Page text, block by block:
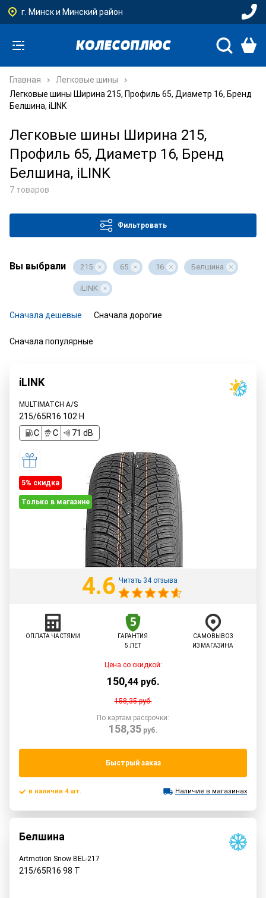
г. Минск и Минский район
Главная
Легковые шины
Легковые шины Ширина 215, Профиль 65, Диаметр 16, Бренд
Белшина, iLINK
Легковые шины Ширина 215,
Профиль 65, Диаметр 16, Бренд
Белшина, iLINK
7 товаров
Фильтровать
Вы выбрали 215 65 16 Белшина
iLINK
Сначала дешевые Сначала дорогие
Сначала популярные
iLINK
MULTIMATCH A/S
215/65R16 102 H
C
C 71 dB
5% cкидка
Только в магазине
4.6 Читать 34 отзыва
ОПЛАТА ЧАСТЯМИ
ГАРАНТИЯ
5 ЛЕТ
САМОВЫВОЗ
ИЗ МАГАЗИНА
Цена со скидкой:
150,44 руб.
158,35руб.
По картам рассрочки:
158,35руб.
Быстрый заказ
в наличии 4 шт. Наличие в магазинах
Белшина
Artmotion Snow BEL-217
215/65R16 98 T